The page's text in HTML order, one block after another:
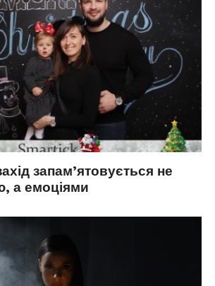
запам’ятовується не
а емоціями